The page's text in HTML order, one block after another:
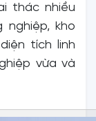
thác nhiều
nghiệp, kho
tích linh
vừa và